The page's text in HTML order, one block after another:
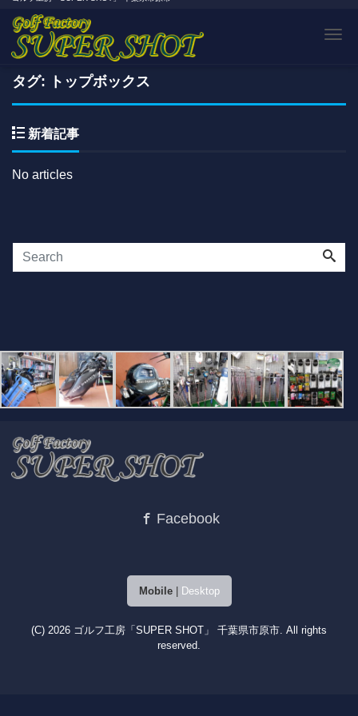
タグ: トップボックス
新着記事
No articles
Facebook
Mobile| Desktop
(C) 2026 ゴルフ工房「SUPER SHOT」 千葉県市原市. All rights
reserved.